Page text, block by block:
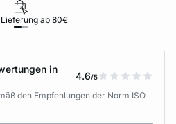
ab 80€
in
4.6/5
den Empfehlungen der Norm ISO